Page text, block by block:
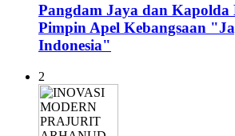
Pangdam Jaya dan Kapolda
Pimpin Apel Kebangsaan
Indonesia"
2